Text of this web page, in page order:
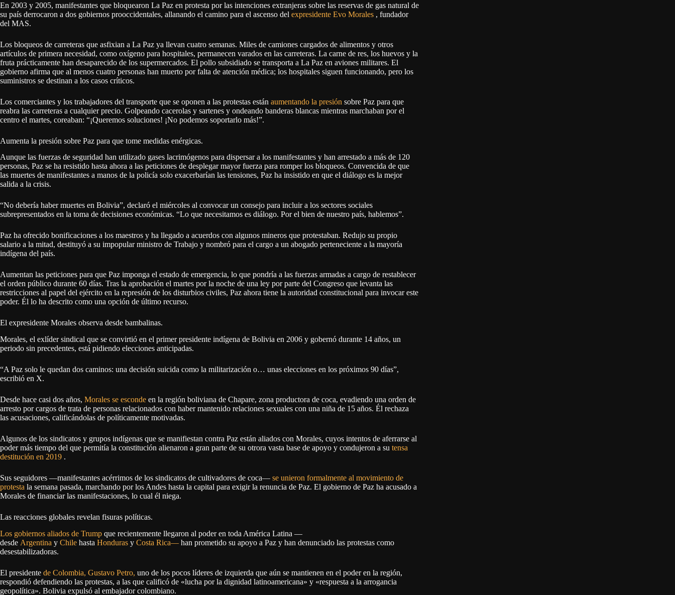
En 2003 y 2005, manifestantes que bloquearon La Paz en protesta por las intenciones extranjeras sobre las reservas de gas natural de
su país derrocaron a dos gobiernos prooccidentales, allanando el camino para el ascenso del expresidente Evo Morales , fundador
del MAS.
Los bloqueos de carreteras que asfixian a La Paz ya llevan cuatro semanas. Miles de camiones cargados de alimentos y otros
artículos de primera necesidad, como oxígeno para hospitales, permanecen varados en las carreteras. La carne de res, los huevos y la
fruta prácticamente han desaparecido de los supermercados. El pollo subsidiado se transporta a La Paz en aviones militares. El
gobierno afirma que al menos cuatro personas han muerto por falta de atención médica; los hospitales siguen funcionando, pero los
suministros se destinan a los casos críticos.
Los comerciantes y los trabajadores del transporte que se oponen a las protestas están aumentando la presión sobre Paz para que
reabra las carreteras a cualquier precio. Golpeando cacerolas y sartenes y ondeando banderas blancas mientras marchaban por el
centro el martes, coreaban: “¡Queremos soluciones! ¡No podemos soportarlo más!”.
Aumenta la presión sobre Paz para que tome medidas enérgicas.
Aunque las fuerzas de seguridad han utilizado gases lacrimógenos para dispersar a los manifestantes y han arrestado a más de 120
personas, Paz se ha resistido hasta ahora a las peticiones de desplegar mayor fuerza para romper los bloqueos. Convencida de que
las muertes de manifestantes a manos de la policía solo exacerbarían las tensiones, Paz ha insistido en que el diálogo es la mejor
salida a la crisis.
“No debería haber muertes en Bolivia”, declaró el miércoles al convocar un consejo para incluir a los sectores sociales
subrepresentados en la toma de decisiones económicas. “Lo que necesitamos es diálogo. Por el bien de nuestro país, hablemos”.
Paz ha ofrecido bonificaciones a los maestros y ha llegado a acuerdos con algunos mineros que protestaban. Redujo su propio
salario a la mitad, destituyó a su impopular ministro de Trabajo y nombró para el cargo a un abogado perteneciente a la mayoría
indígena del país.
Aumentan las peticiones para que Paz imponga el estado de emergencia, lo que pondría a las fuerzas armadas a cargo de restablecer
el orden público durante 60 días. Tras la aprobación el martes por la noche de una ley por parte del Congreso que levanta las
restricciones al papel del ejército en la represión de los disturbios civiles, Paz ahora tiene la autoridad constitucional para invocar este
poder. Él lo ha descrito como una opción de último recurso.
El expresidente Morales observa desde bambalinas.
Morales, el exlíder sindical que se convirtió en el primer presidente indígena de Bolivia en 2006 y gobernó durante 14 años, un
periodo sin precedentes, está pidiendo elecciones anticipadas.
“A Paz solo le quedan dos caminos: una decisión suicida como la militarización o… unas elecciones en los próximos 90 días”,
escribió en X.
Desde hace casi dos años, Morales se esconde en la región boliviana de Chapare, zona productora de coca, evadiendo una orden de
arresto por cargos de trata de personas relacionados con haber mantenido relaciones sexuales con una niña de 15 años. Él rechaza
las acusaciones, calificándolas de políticamente motivadas.
Algunos de los sindicatos y grupos indígenas que se manifiestan contra Paz están aliados con Morales, cuyos intentos de aferrarse al
poder más tiempo del que permitía la constitución alienaron a gran parte de su otrora vasta base de apoyo y condujeron a su tensa
destitución en 2019 .
Sus seguidores —manifestantes acérrimos de los sindicatos de cultivadores de coca— se unieron formalmente al movimiento de
protesta la semana pasada, marchando por los Andes hasta la capital para exigir la renuncia de Paz. El gobierno de Paz ha acusado a
Morales de financiar las manifestaciones, lo cual él niega.
Las reacciones globales revelan fisuras políticas.
Los gobiernos aliados de Trump que recientemente llegaron al poder en toda América Latina —
desde Argentina y Chile hasta Honduras y Costa Rica— han prometido su apoyo a Paz y han denunciado las protestas como
desestabilizadoras.
El presidente de Colombia, Gustavo Petro, uno de los pocos líderes de izquierda que aún se mantienen en el poder en la región,
respondió defendiendo las protestas, a las que calificó de «lucha por la dignidad latinoamericana» y «respuesta a la arrogancia
geopolítica». Bolivia expulsó al embajador colombiano.